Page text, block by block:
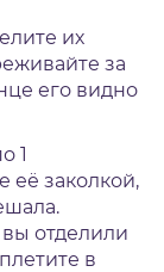
их
за
его видно
1
её заколкой,
отделили
в